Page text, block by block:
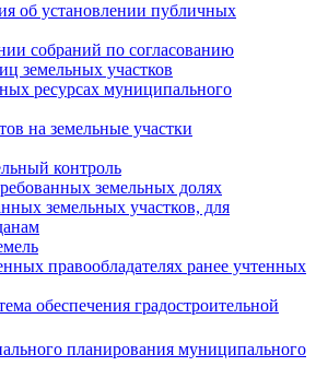
об установлении публичных
собраний по согласованию
земельных участков
ресурсах муниципального
на земельные участки
контроль
земельных долях
земельных участков, для
правообладателях ранее учтенных
обеспечения градостроительной
планирования муниципального